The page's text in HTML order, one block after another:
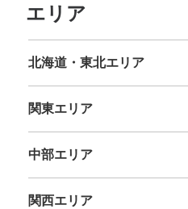
築地市場駅出口A1コ
都営地下鉄築地市場駅駅から徒歩0
りに設置、営業時間は始発から
エリア
北海道・東北エリア
関東エリア
中部エリア
関西エリア